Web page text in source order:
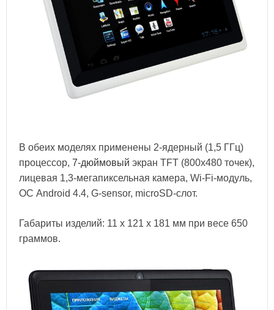
В обеих моделях применены 2-ядерный (1,5 ГГц)
процессор, 7-дюймовый экран TFT (800х480 точек),
лицевая 1,3-мегапиксельная камера, Wi-Fi-модуль,
ОС Android 4.4, G-sensor, microSD-слот.
Габариты изделий: 11 х 121 х 181 мм при весе 650
граммов.